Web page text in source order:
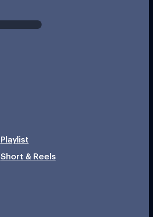
Playlist
Short & Reels